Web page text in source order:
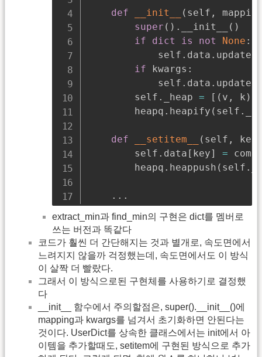
def __init__ ( self ,
super ( ) . __init__ ( )
if
dict is not None :
            self
. data . update
if kwargs :
            self
. data . update
        self
. _heap = [ ( v , k )
        heapq
. heapify ( self .
def __setitem__ ( self , key
        self
. data [ key] =
        heapq
. heappush ( self .
. . .
extract_min과 find_min의 구현은 dict를 멤버로
쓰는 버전과 똑같다
코드가 훨씬 더 간단해지는 것과 별개로, 속도면에서
느려지지 않을까 걱정했는데, 속도면에서도 이 방식
이 살짝 더 빨랐다.
그래서 이 방식으로된 구현체를 사용하기로 결정했
다
__init__ 함수에서 주의할점은, super().__init__()에
mapping과 kwargs를 넘겨서 초기화하면 안된다는
것이다. UserDict를 상속한 클래스에서는 init에서 아
이템을 추가할때도, setitem에 구현된 방식으로 추가